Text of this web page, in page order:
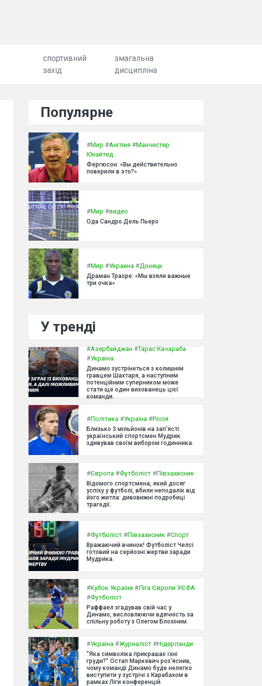
спортивний
захід
змагальна
дисципліна
Популярне
#Мир #Англия #Манчестер
Юнайтед
Фергюсон: «Вы действительно
поверили в это?»
#Мир #видео
Ода Сандро Дель Пьеро
#Мир #Украина #Донецк
Драман Траоре: «Мы взяли важные
три очка»
У тренді
#Азербайджан #Тарас Качараба
#Україна
Динамо зустрінеться з колишнім
гравцем Шахтаря, а наступним
потенційним суперником може
стати ще один вихованець цієї
команди.
#Політика #Україна #Росія
Близько 3 мільйонів на зап'ясті:
український спортсмен Мудрик
здивував своїм вибором годинника.
#Європа #Футболіст #Півзахисник
Відомого спортсмена, який досяг
успіху у футболі, вбили неподалік від
його житла: дивовижні подробиці
трагедії.
#Футболіст #Півзахисник #Спорт
Вражаючий вчинок! Футболіст Челсі
готовий на серйозні жертви заради
Мудрика.
#Кубок України #Ліга Європи УЄФА
#Футболіст
Раффаел згадував свій час у
Динамо, висловлюючи вдячність за
спільну роботу з Олегом Блохіним.
#Україна #Журналіст #Нідерланди
"Яка символіка прикрашає їхні
груди?" Остап Маркевич роз'яснив,
чому команді Динамо буде нелегко
виступити у зустрічі з Карабахом в
рамках Ліги конференцій.